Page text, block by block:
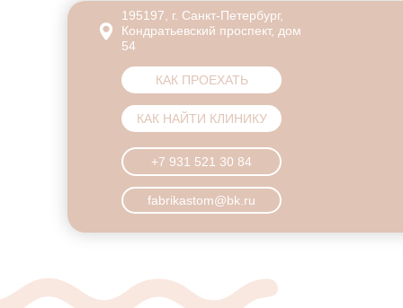
195197, г. Санкт-Петербург,
Кондратьевский проспект, дом
54
+7 931 521 30 84
fabrikastom@bk.ru
КАК ПРОЕХАТЬ
КАК НАЙТИ КЛИНИКУ